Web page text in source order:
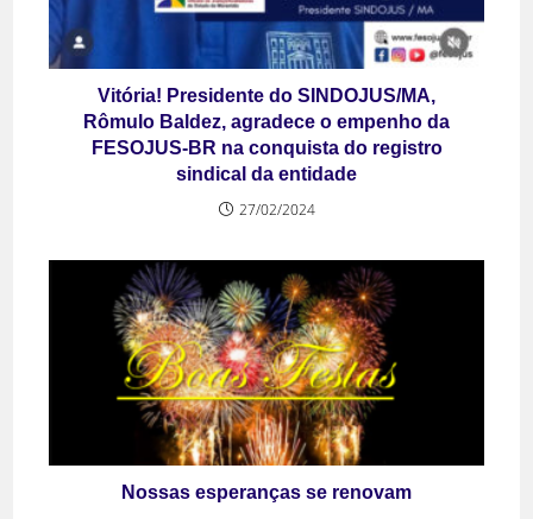
Vitória! Presidente do SINDOJUS/MA,
Rômulo Baldez, agradece o empenho da
FESOJUS-BR na conquista do registro
sindical da entidade
27/02/2024
Nossas esperanças se renovam